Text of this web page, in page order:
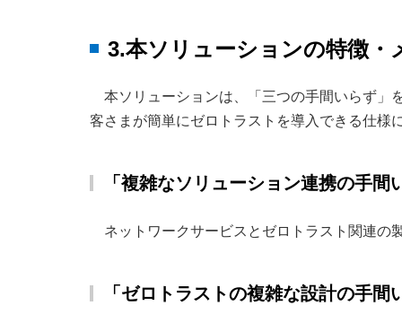
3.本ソリューションの特徴・
本ソリューションは、「三つの手間いらず」
客さまが簡単にゼロトラストを導入できる仕様
「複雑なソリューション連携の手間
ネットワークサービスとゼロトラスト関連の
「ゼロトラストの複雑な設計の手間